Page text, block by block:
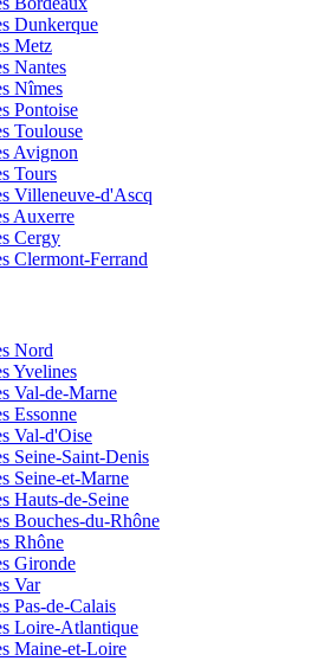
Dunkerque
Metz
Nantes
Nîmes
Pontoise
Toulouse
Avignon
Tours
Villeneuve-d'Ascq
Auxerre
Cergy
Clermont-Ferrand
Nord
Yvelines
Val-de-Marne
Essonne
Val-d'Oise
Seine-Saint-Denis
Seine-et-Marne
Hauts-de-Seine
Bouches-du-Rhône
Rhône
Gironde
Var
Pas-de-Calais
Loire-Atlantique
Maine-et-Loire